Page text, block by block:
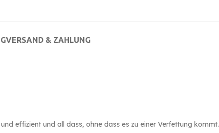
VERSAND & ZAHLUNG
effizient und all dass, ohne dass es zu einer Verfettung kommt.